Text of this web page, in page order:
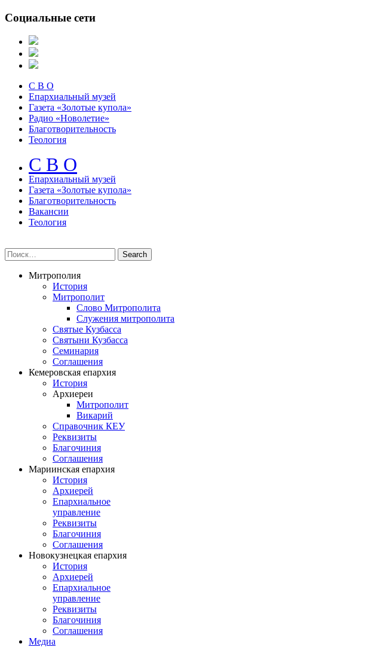
Социальные сети
С В О
Епархиальный музей
Газета «Золотые купола»
Радио «Новолетие»
Благотворительность
Теология
С В О
Епархиальный музeй
Газета «Золотые купола»
Благотворительность
Вакансии
Теология
Митрополия
История
Митрополит
Слово Митрополита
Служения митрополита
Святые Кузбасса
Святыни Кузбасса
Семинария
Соглашения
Кемеровская епархия
История
Архиереи
Митрополит
Викарий
Справочник КЕУ
Реквизиты
Благочиния
Соглашения
Мариинская епархия
История
Архиерей
Епархиальное
управление
Реквизиты
Благочиния
Соглашения
Новокузнецкая епархия
История
Архиерей
Епархиальное
управление
Реквизиты
Благочиния
Соглашения
Медиа